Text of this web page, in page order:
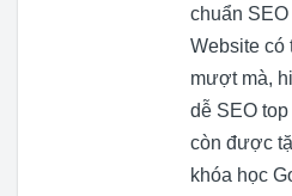
chuẩn
Website có
mượt mà,
dễ SEO
còn được
khóa học